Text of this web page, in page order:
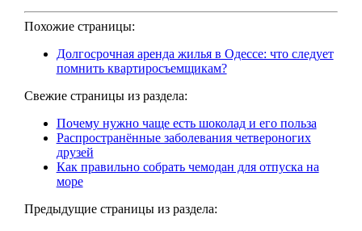
Похожие страницы:
Долгосрочная аренда жилья в Одессе: что следует
помнить квартиросъемщикам?
Свежие страницы из раздела:
Почему нужно чаще есть шоколад и его польза
Распространённые заболевания четвероногих
друзей
Как правильно собрать чемодан для отпуска на
море
Предыдущие страницы из раздела: